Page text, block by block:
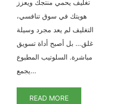
تغليف يحمي منتجك ويعزز
هويتك في سوق تنافسي،
التغليف لم يعد مجرد وسيلة
غلق… بل أصبح أداة تسويق
مباشرة. السلوتيب المطبوع
يجمع...
READ MORE